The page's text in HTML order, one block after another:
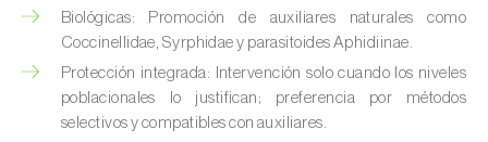
Chinche roja (Pyrrhocoris apterus)
Chinche verde ( Nezara viridula)
Biológicas: Promoción de auxiliares naturales como
Coccinellidae, Syrphidae y parasitoides Aphidiinae.
Protección integrada: Intervención solo cuando los niveles
poblacionales lo justifican; preferencia por métodos
selectivos y compatibles con auxiliares.